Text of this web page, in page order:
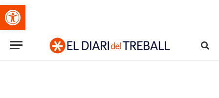
Obre la barra d'eines